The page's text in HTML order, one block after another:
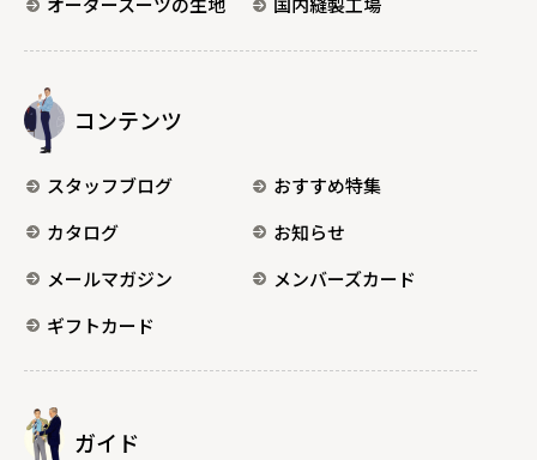
コンテンツ
スタッフブログ
おすすめ特集
カタログ
お知らせ
メールマガジン
メンバーズカード
ギフトカード
ガイド